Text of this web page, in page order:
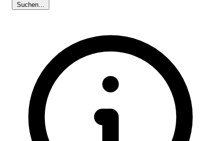
Suchen...